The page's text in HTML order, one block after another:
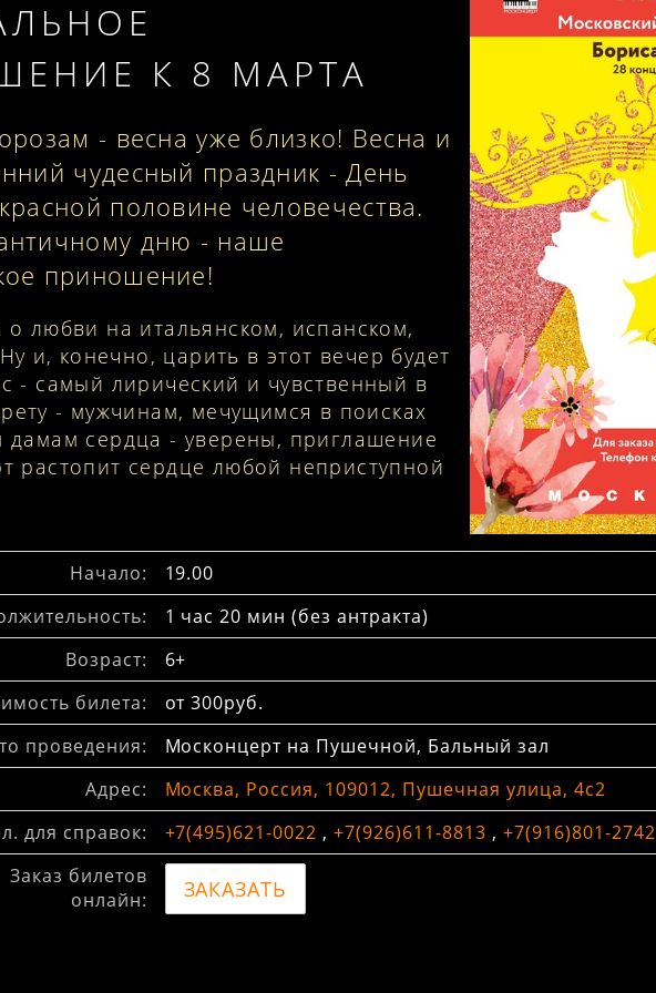
К 8 МАРТА
- весна уже близко! Весна и
чудесный праздник - День
половине человечества.
дню - наше
приношение!
любви на итальянском, испанском,
и, конечно, царить в этот вечер будет
- самый лирический и чувственный в
- мужчинам, мечущимся в поисках
дамам сердца - уверены, приглашение
растопит сердце любой неприступной
Начало:
19.00
1 час 20 мин (без антракта)
Возраст:
6+
билета:
от 300руб.
проведения:
Москонцерт на Пушечной, Бальный зал
Адрес:
Москва, Россия, 109012, Пушечная улица, 4с2
для справок:
+7(495)621-0022 ,+7(926)611-8813 , +7(916)801-2742
Заказ билетов
онлайн:
ЗАКАЗАТЬ